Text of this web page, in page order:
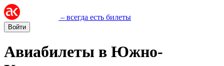
– всегда есть билеты
Войти
Авиабилеты в Южно-